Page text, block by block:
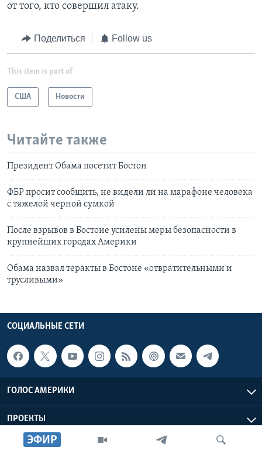
ЭФИР
от того, кто совершил атаку.
Поделиться Follow us
This item is part of
США Новости
Читайте также
Президент Обама посетит Бостон
ФБР просит сообщить, не видели ли на марафоне человека
с тяжелой черной сумкой
После взрывов в Бостоне усилены меры безопасности в
крупнейших городах Америки
Обама назвал теракты в Бостоне «отвратительными и
трусливыми»
СОЦИАЛЬНЫЕ СЕТИ
ГОЛОС АМЕРИКИ
ПРОЕКТЫ